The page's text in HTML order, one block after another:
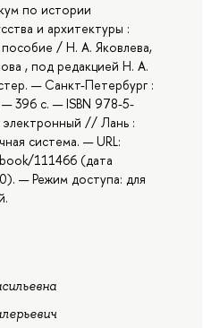
по истории
и архитектуры :
/ Н. А. Яковлева,
, под редакцией Н. А.
— Санкт-Петербург :
396 с. — ISBN 978-5-
// Лань :
система. — URL:
111466 (дата
— Режим доступа: для